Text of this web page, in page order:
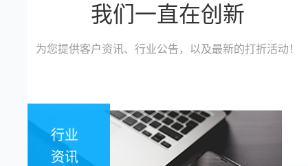
我们一直在创新
为您提供客户资讯、行业公告，以及最新的打折活动！
行业
资讯